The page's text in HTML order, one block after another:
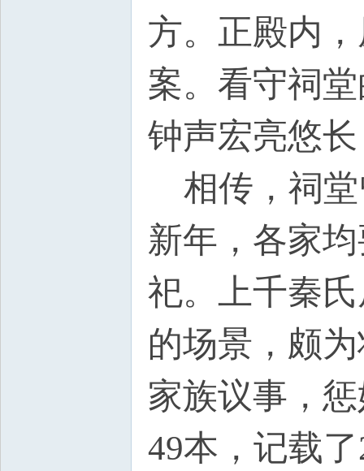
方。正殿内
案。看守祠
钟声宏亮悠
相传，祠
新年，各家
祀。上千秦
的场景，颇
家族议事，
49本，记载